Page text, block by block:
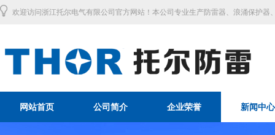
欢迎访问浙江托尔电气有限公司官方网站！本公司专业生产防雷器、浪涌保护器
网站首页 公司简介 企业荣誉 新闻中心